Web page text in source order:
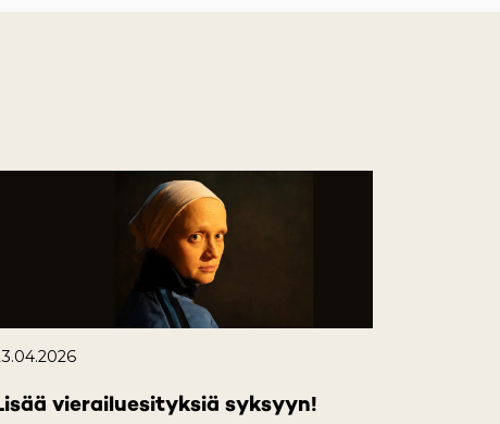
vierailuesityksiä syksyyn!